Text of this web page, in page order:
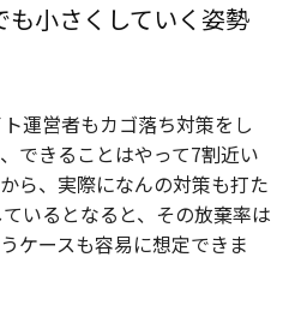
も小さくしていく姿勢
運営者もカゴ落ち対策をし
できることはやって7割近い
ら、実際になんの対策も打た
いるとなると、その放棄率は
ケースも容易に想定できま